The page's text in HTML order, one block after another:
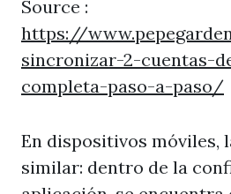
Source :
https://
sincronizar-2-cuentas-
completa-paso-a-paso/
En dispositivos móviles,
similar: dentro de la